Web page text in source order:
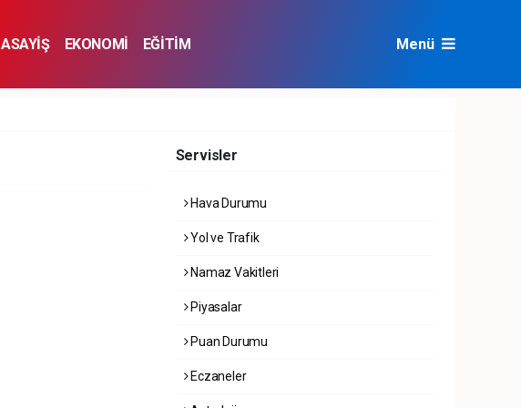
ASAYİŞ EKONOMİ
EĞİTİM
Menü
Servisler
Hava Durumu
Yol ve Trafik
Namaz Vakitleri
Piyasalar
Puan Durumu
Eczaneler